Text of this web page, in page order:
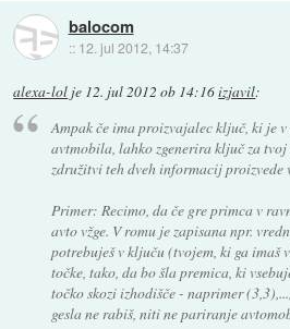
balocom
:: 12. jul 2012, 14:37
alexa-lol je 12. jul 2012 ob 14:16izjavil:
Ampak če ima proizvajalec ključ, ki je v
avtmobila, lahko zgenerira ključ za tvoj
združitvi teh dveh informacij proizvede
Primer: Recimo, da če gre primca v
avto vžge. V romu je zapisana npr.
potrebuješ v ključu (tvojem, ki ga imaš
točke, tako, da bo šla premica, ki
točko skozi izhodišče - naprimer
gesla ne rabiš, niti ne pariranje